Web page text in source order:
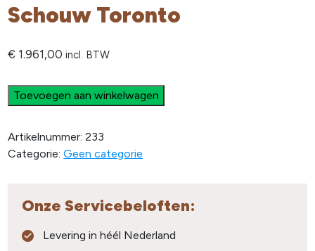
Schouw Toronto
€ 1.961,00 incl. BTW
Toevoegen aan winkelwagen
Artikelnummer:233
Categorie:Geen categorie
Onze Servicebeloften:
Levering in héél Nederland